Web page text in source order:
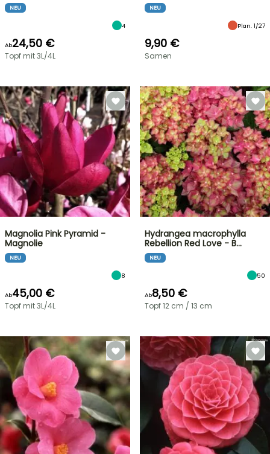
NEU
4
Ab24,50 €
Topf mit 3L/4L
NEU
Plan. 1/27
9,90 €
Samen
Magnolia Pink Pyramid -
Magnolie
NEU
8
Ab45,00 €
Topf mit 3L/4L
Hydrangea macrophylla
Rebellion Red Love - B…
NEU
50
Ab8,50 €
Topf 12 cm / 13 cm